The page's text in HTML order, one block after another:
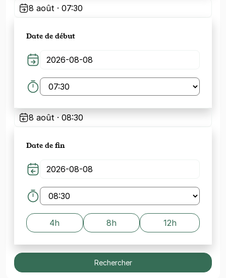
8 août · 07:30
Date de début
8 août · 08:30
Date de fin
4h 8h 12h
Rechercher